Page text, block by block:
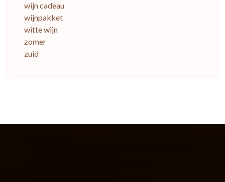
wijn cadeau
wijnpakket
witte wijn
zomer
zuid